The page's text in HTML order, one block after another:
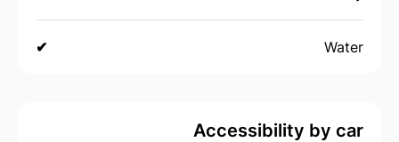
Water
✔
Accessibility by car